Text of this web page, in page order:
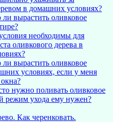
в домашних условиях?
вырастить оливковое
необходимы для
оливкового дерева в
вырастить оливковое
условиях, если у меня
нужно поливать оливковое
режим ухода ему нужен?
Как черенковать.